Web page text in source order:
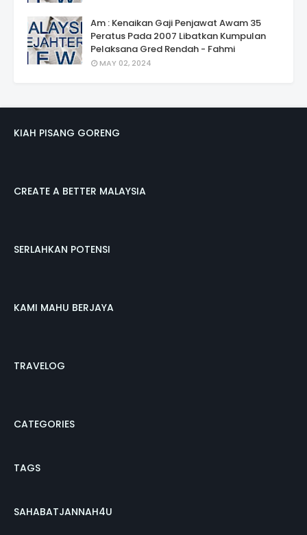
Am : Kenaikan Gaji Penjawat Awam 35
Peratus Pada 2007 Libatkan Kumpulan
Pelaksana Gred Rendah - Fahmi
MAY 02, 2024
KIAH PISANG GORENG
CREATE A BETTER MALAYSIA
SERLAHKAN POTENSI
KAMI MAHU BERJAYA
TRAVELOG
CATEGORIES
TAGS
SAHABATJANNAH4U